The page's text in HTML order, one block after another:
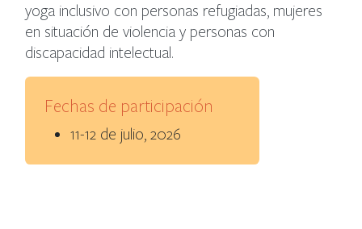
yoga inclusivo con personas refugiadas, mujeres
en situación de violencia y personas con
discapacidad intelectual.
Fechas de participación
11-12 de julio, 2026